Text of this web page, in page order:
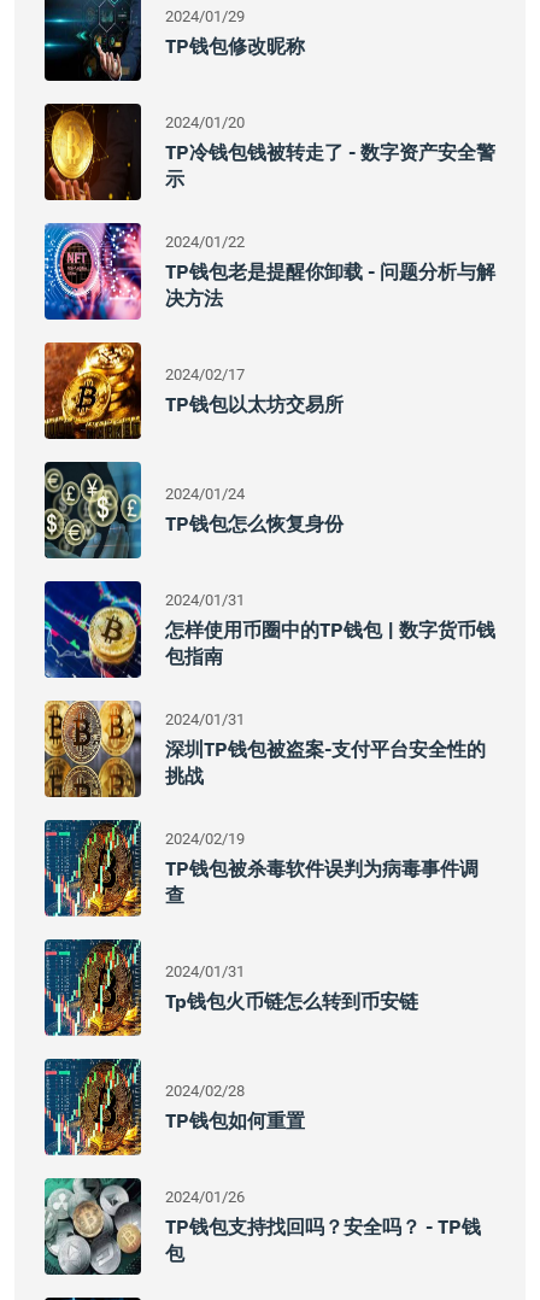
2024/01/29
TP钱包修改昵称
2024/01/20
TP冷钱包钱被转走了 - 数字资产安全警
示
2024/01/22
TP钱包老是提醒你卸载 - 问题分析与解
决方法
2024/02/17
TP钱包以太坊交易所
2024/01/24
TP钱包怎么恢复身份
2024/01/31
怎样使用币圈中的TP钱包 | 数字货币钱
包指南
2024/01/31
深圳TP钱包被盗案-支付平台安全性的
挑战
2024/02/19
TP钱包被杀毒软件误判为病毒事件调
查
2024/01/31
Tp钱包火币链怎么转到币安链
2024/02/28
TP钱包如何重置
2024/01/26
TP钱包支持找回吗？安全吗？ - TP钱
包